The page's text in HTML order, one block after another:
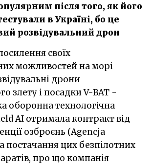
після того, як його
в Україні, бо це
розвідувальний дрон
можливостей на морі
дрони
злету і посадки V-BAT -
оборонна технологічна
AI отримала контракт від
озброєнь (Agencja
постачання цих безпілотних
про що компанія